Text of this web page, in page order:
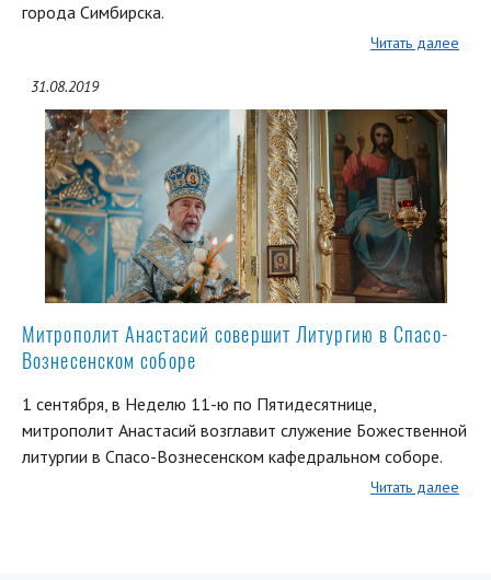
города Симбирска.
Читать далее
31.08.2019
Митрополит Анастасий совершит Литургию в Спасо-
Вознесенском соборе
1 сентября, в Неделю 11-ю по Пятидесятнице,
митрополит Анастасий возглавит служение Божественной
литургии в Спасо-Вознесенском кафедральном соборе.
Читать далее